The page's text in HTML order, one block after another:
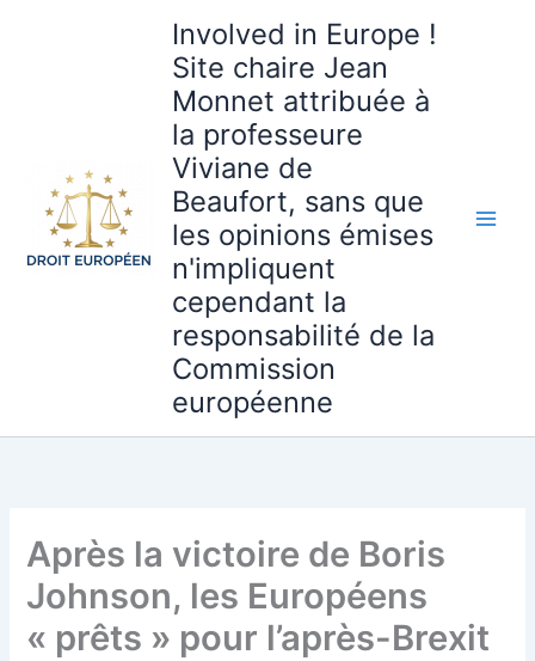
Involved in Europe !
Site chaire Jean
Monnet attribuée à
la professeure
Viviane de
Beaufort, sans que
les opinions émises
n'impliquent
cependant la
responsabilité de la
Commission
européenne
Après la victoire de Boris
Johnson, les Européens
« prêts » pour l’après-Brexit